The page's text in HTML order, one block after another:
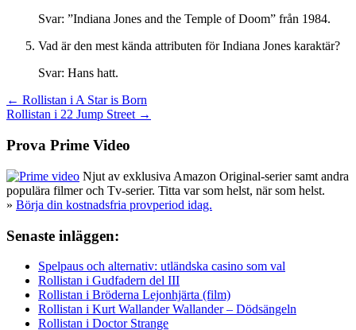
Svar: ”Indiana Jones and the Temple of Doom” från 1984.
Vad är den mest kända attributen för Indiana Jones karaktär?
Svar: Hans hatt.
Inläggsnavigering
← Rollistan i A Star is Born
Rollistan i 22 Jump Street →
Prova Prime Video
Njut av exklusiva Amazon Original-serier samt andra
populära filmer och Tv-serier. Titta var som helst, när som helst.
» Börja din kostnadsfria provperiod idag.
Senaste inläggen:
Spelpaus och alternativ: utländska casino som val
Rollistan i Gudfadern del III
Rollistan i Bröderna Lejonhjärta (film)
Rollistan i Kurt Wallander Wallander – Dödsängeln
Rollistan i Doctor Strange